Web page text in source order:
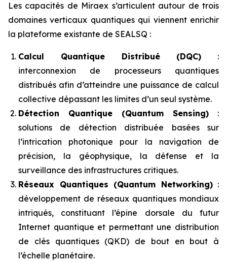
Les capacités de Miraex s’articulent autour de trois
domaines verticaux quantiques qui viennent enrichir
la plateforme existante de SEALSQ :
Calcul Quantique Distribué (DQC) :
interconnexion de processeurs quantiques
distribués afin d’atteindre une puissance de calcul
collective dépassant les limites d’un seul système.
Détection Quantique (Quantum Sensing) :
solutions de détection distribuée basées sur
l’intrication photonique pour la navigation de
précision, la géophysique, la défense et la
surveillance des infrastructures critiques.
Réseaux Quantiques (Quantum Networking):
développement de réseaux quantiques mondiaux
intriqués, constituant l’épine dorsale du futur
Internet quantique et permettant une distribution
de clés quantiques (QKD) de bout en bout à
l’échelle planétaire.